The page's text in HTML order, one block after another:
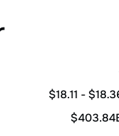
$18.11 -